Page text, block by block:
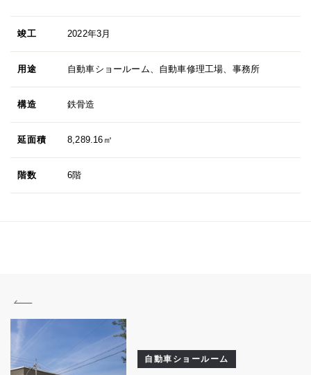
竣工 2022年3月
用途 自動車ショールーム、自動車修理工場、事務所
構造 鉄骨造
延面積 8,289.16㎡
階数 6階
自動車ショールーム